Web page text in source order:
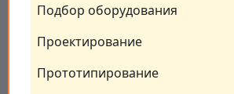
Подбор оборудования
Проектирование
Прототипирование